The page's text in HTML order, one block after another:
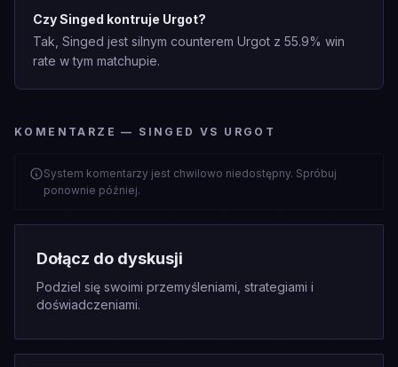
Czy Singed kontruje Urgot?
Tak, Singed jest silnym counterem Urgot z 55.9% win
rate w tym matchupie.
KOMENTARZE — SINGED VS URGOT
System komentarzy jest chwilowo niedostępny. Spróbuj
ponownie później.
Dołącz do dyskusji
Podziel się swoimi przemyśleniami, strategiami i
doświadczeniami.